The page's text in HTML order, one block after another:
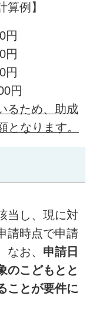
例】
円
円
円
るため、助成
となります。
当し、現に対
請時点で申請
お、 申請日
のこどもとと
ことが要件に